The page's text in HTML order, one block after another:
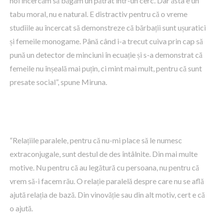
tabu moral, nu e natural. E distractiv pentru că o vreme
studiile au încercat să demonstreze că bărbații sunt ușuratici
și femeile monogame. Până când i-a trecut cuiva prin cap să
pună un detector de minciuni în ecuație și s-a demonstrat că
femeile nu înșeală mai puțin, ci mint mai mult, pentru că sunt
presate social”, spune Miruna.
“Relațiile paralele, pentru că nu-mi place să le numesc
extraconjugale, sunt destul de des întâlnite. Din mai multe
motive. Nu pentru că au legătură cu persoana, nu pentru că
vrem să-i facem rău. O relație paralelă despre care nu se află
ajută relația de bază. Din vinovăție sau din alt motiv, cert e că
o ajută.